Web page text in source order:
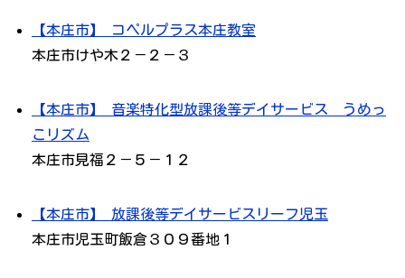
【本庄市】 コペルプラス本庄教室
本庄市けや木２－２－３
【本庄市】 音楽特化型放課後等デイサービス うめっ
こリズム
本庄市見福２－５－１２
【本庄市】 放課後等デイサービスリーフ児玉
本庄市児玉町飯倉３０９番地１